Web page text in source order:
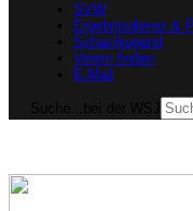
SVW
Ergebnisdienst &
Schachjugend
Verein finden
E-Mail